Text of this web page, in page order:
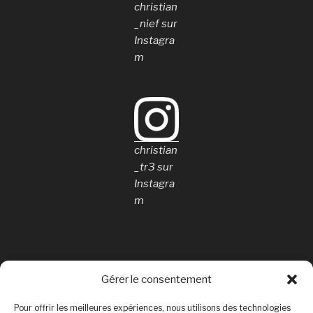
Gérer le consentement
Pour offrir les meilleures expériences, nous utilisons des technologies
christian
_nief sur
Instagra
m
christian
_tr3 sur
Instagra
m
Rechercher